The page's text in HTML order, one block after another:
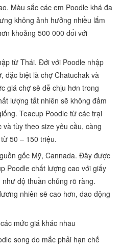
Màu sắc các em Poodle khá đa
không ảnh hưởng nhiều lắm
khoảng 500 000 đối với
từ Thái. Đới với Poodle nhập
đặc biệt là chợ Chatuchak và
giá chợ sẽ dễ chịu hơn trong
lượng tất nhiên sẽ không đảm
Teacup Poodle từ các trại
tùy theo size yêu cầu, càng
50 – 150 triệu.
gốc Mỹ, Cannada. Đây được
Poodle chất lượng cao với giấy
độ thuần chủng rõ ràng.
nhiên sẽ cao hơn, dao động
mức giá khác nhau
song do mắc phải hạn chế